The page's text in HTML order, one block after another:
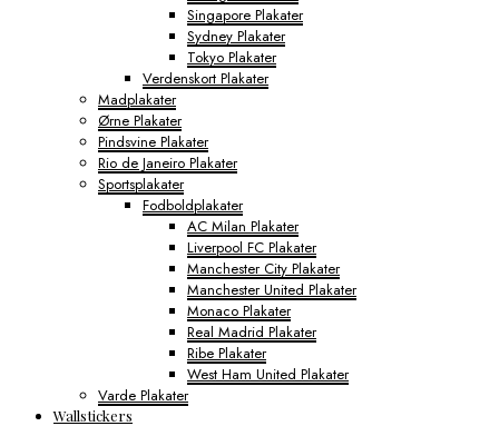
Singapore Plakater
Sydney Plakater
Tokyo Plakater
Verdenskort Plakater
Madplakater
Ørne Plakater
Pindsvine Plakater
Rio de Janeiro Plakater
Sportsplakater
Fodboldplakater
AC Milan Plakater
Liverpool FC Plakater
Manchester City Plakater
Manchester United Plakater
Monaco Plakater
Real Madrid Plakater
Ribe Plakater
West Ham United Plakater
Varde Plakater
Wallstickers